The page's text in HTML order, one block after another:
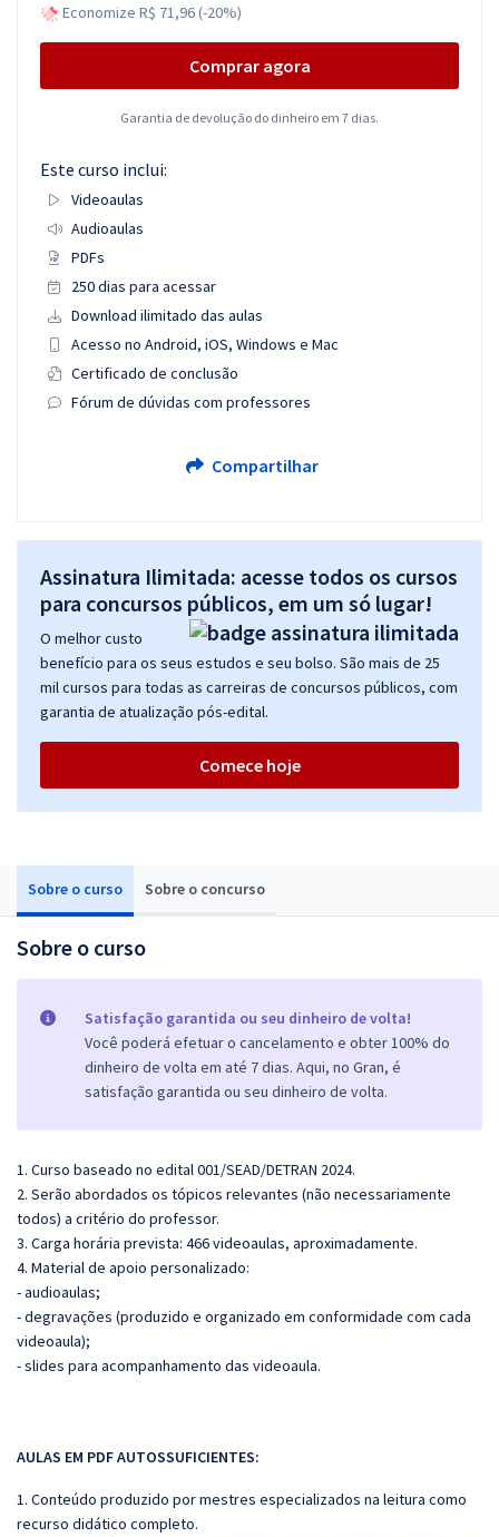
Sobre o curso Sobre o concurso
Sobre o curso
Satisfação garantida ou seu dinheiro de volta!
Você poderá efetuar o cancelamento e obter 100% do
dinheiro de volta em até 7 dias. Aqui, no Gran, é
satisfação garantida ou seu dinheiro de volta.
1. Curso baseado no edital 001/SEAD/DETRAN 2024.
2. Serão abordados os tópicos relevantes (não necessariamente
todos) a critério do professor.
3. Carga horária prevista: 466 videoaulas, aproximadamente.
4. Material de apoio personalizado:
- audioaulas;
- degravações (produzido e organizado em conformidade com cada
videoaula);
- slides para acompanhamento das videoaula.
AULAS EM PDF AUTOSSUFICIENTES:
1. Conteúdo produzido por mestres especializados na leitura como
recurso didático completo.
Economize R$ 71,96 (-20%)
Comprar agora
Garantia de devolução do dinheiro em 7 dias.
Este curso inclui:
Videoaulas
Audioaulas
PDFs
250 dias para acessar
Download ilimitado das aulas
Acesso no Android, iOS, Windows e Mac
Certificado de conclusão
Fórum de dúvidas com professores
Compartilhar
Assinatura Ilimitada: acesse todos os cursos
para concursos públicos, em um só lugar!
O melhor custo
benefício para os seus estudos e seu bolso. São mais de 25
mil cursos para todas as carreiras de concursos públicos, com
garantia de atualização pós-edital.
Comece hoje